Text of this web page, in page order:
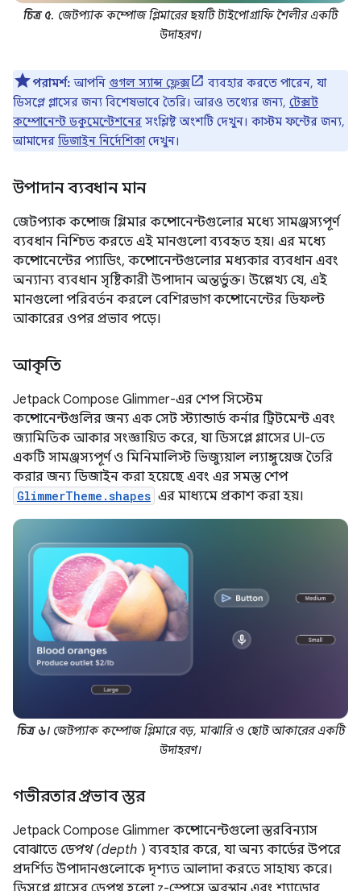
চিত্র ৫. জেটপ্যাক কম্পোজ গ্লিমারের ছয়টি টাইপোগ্রাফি শৈলীর একটি
উদাহরণ।
পরামর্শ: আপনি গুগল স্যান্স ফ্লেক্স
ব্যবহার করতে পারেন, যা
ডিসপ্লে গ্লাসের জন্য বিশেষভাবে তৈরি। আরও তথ্যের জন্য, টেক্সট
কম্পোনেন্ট ডকুমেন্টেশনের সংশ্লিষ্ট অংশটি দেখুন। কাস্টম ফন্টের জন্য,
আমাদের ডিজাইন নির্দেশিকাদেখুন।
উপাদান ব্যবধান মান
জেটপ্যাক কম্পোজ গ্লিমার কম্পোনেন্টগুলোর মধ্যে সামঞ্জস্যপূর্ণ
ব্যবধান নিশ্চিত করতে এই মানগুলো ব্যবহৃত হয়। এর মধ্যে
কম্পোনেন্টের প্যাডিং, কম্পোনেন্টগুলোর মধ্যকার ব্যবধান এবং
অন্যান্য ব্যবধান সৃষ্টিকারী উপাদান অন্তর্ভুক্ত। উল্লেখ্য যে, এই
মানগুলো পরিবর্তন করলে বেশিরভাগ কম্পোনেন্টের ডিফল্ট
আকারের ওপর প্রভাব পড়ে।
আকৃতি
Jetpack Compose Glimmer-এর শেপ সিস্টেম
কম্পোনেন্টগুলির জন্য এক সেট স্ট্যান্ডার্ড কর্নার ট্রিটমেন্ট এবং
জ্যামিতিক আকার সংজ্ঞায়িত করে, যা ডিসপ্লে গ্লাসের UI-তে
একটি সামঞ্জস্যপূর্ণ ও মিনিমালিস্ট ভিজ্যুয়াল ল্যাঙ্গুয়েজ তৈরি
করার জন্য ডিজাইন করা হয়েছে এবং এর সমস্ত শেপ
GlimmerTheme.shapes এর মাধ্যমে প্রকাশ করা হয়।
চিত্র ৬।জেটপ্যাক কম্পোজ গ্লিমারে বড়, মাঝারি ও ছোট আকারের একটি
উদাহরণ।
গভীরতার প্রভাব স্তর
Jetpack Compose Glimmer কম্পোনেন্টগুলো স্তরবিন্যাস
বোঝাতে ডেপথ (depth ) ব্যবহার করে, যা অন্য কার্ডের উপরে
প্রদর্শিত উপাদানগুলোকে দৃশ্যত আলাদা করতে সাহায্য করে।